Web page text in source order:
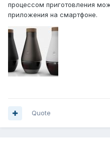
процессом приготовления
приложения на смартфоне.
Quote